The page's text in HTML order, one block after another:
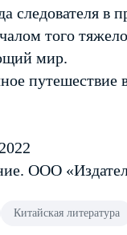
следователя в
того
мир.
путешествие
ООО
Китайская литература